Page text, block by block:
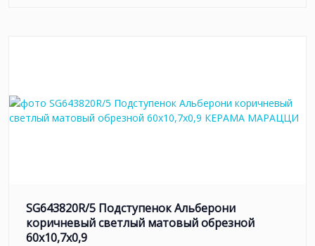
SG643820R/5 Подступенок Альберони
коричневый светлый матовый обрезной
60x10,7x0,9